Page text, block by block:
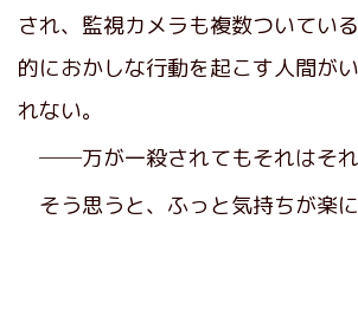
され、監視カメラも複数ついてい
的におかしな行動を起こす人間が
れない。
──万が一殺されてもそれはそれ
そう思うと、ふっと気持ちが楽に